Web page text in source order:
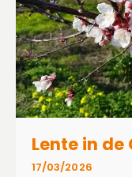
Lente in
17/03/2026